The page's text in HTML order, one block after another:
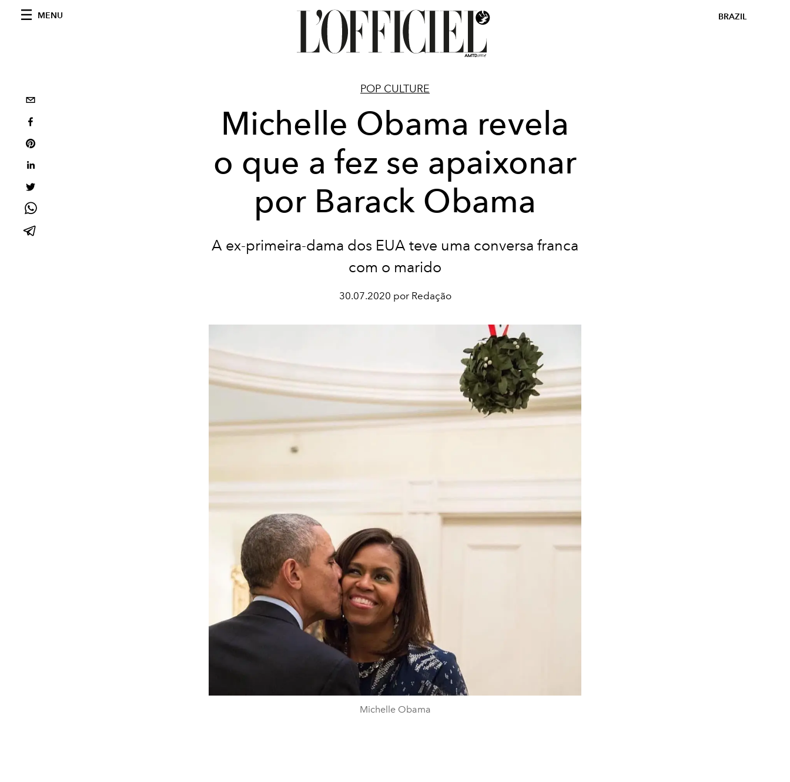
MENU BRAZIL
POP CULTURE
Michelle Obama revela
o que a fez se apaixonar
por Barack Obama
A ex-primeira-dama dos EUA teve uma conversa franca
com o marido
30.07.2020 por Redação
Michelle Obama